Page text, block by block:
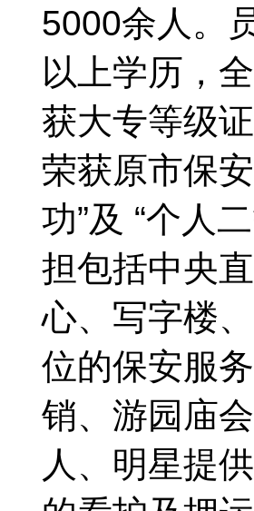
5000余人。
以上学历，
获大专等级
荣获原市保
功”及 “个人
担包括中央
心、写字楼
位的保安服
销、游园庙
人、明星提